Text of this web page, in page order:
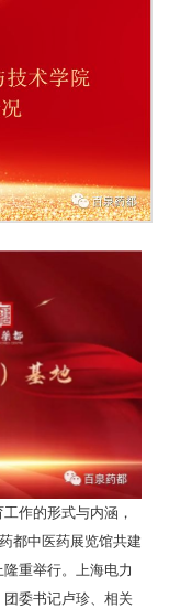
作的形式与内涵，
都中医药展览馆共建
重举行。上海电力
委书记卢珍、相关